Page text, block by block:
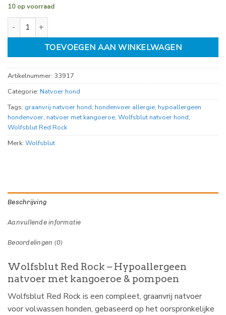
10 op voorraad
Wolfsblut Red Rock 395gr aantal
TOEVOEGEN AAN WINKELWAGEN
Artikelnummer: 33917
Categorie: Natvoer hond
Tags: graanvrij natvoer hond, hondenvoer allergie, hypoallergeen
hondenvoer, natvoer met kangoeroe, Wolfsblut natvoer hond,
Wolfsblut Red Rock
Merk: Wolfsblut
Beschrijving
Aanvullende informatie
Beoordelingen (0)
Wolfsblut Red Rock – Hypoallergeen
natvoer met kangoeroe & pompoen
Wolfsblut Red Rock is een compleet, graanvrij natvoer
voor volwassen honden, gebaseerd op het oorspronkelijke